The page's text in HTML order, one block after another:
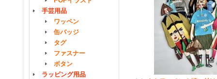
手芸用品
ワッペン
缶バッジ
タグ
ファスナー
ボタン
ラッピング用品